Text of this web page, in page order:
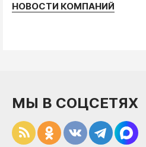
НОВОСТИ КОМПАНИЙ
МЫ В СОЦСЕТЯХ